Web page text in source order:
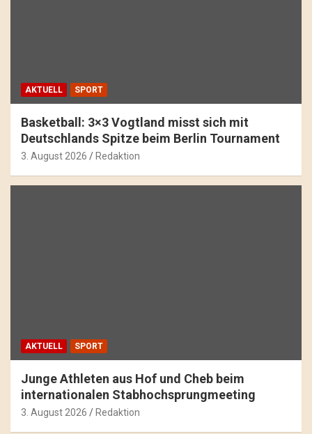
AKTUELL SPORT
Basketball: 3×3 Vogtland misst sich mit
Deutschlands Spitze beim Berlin Tournament
3. August 2026 Redaktion
AKTUELL SPORT
Junge Athleten aus Hof und Cheb beim
internationalen Stabhochsprungmeeting
3. August 2026 Redaktion